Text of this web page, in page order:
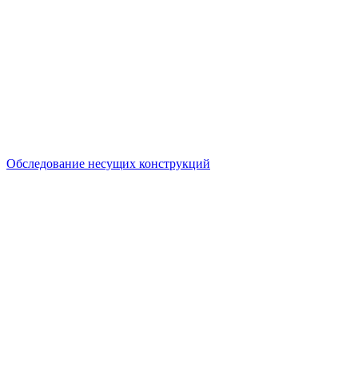
Обследование несущих конструкций